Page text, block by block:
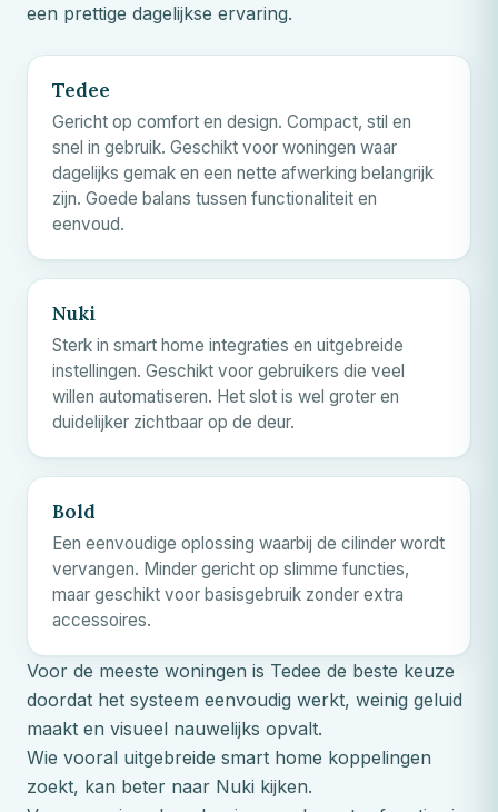
een prettige dagelijkse ervaring.
Tedee
Gericht op comfort en design. Compact, stil en
snel in gebruik. Geschikt voor woningen waar
dagelijks gemak en een nette afwerking belangrijk
zijn. Goede balans tussen functionaliteit en
eenvoud.
Nuki
Sterk in smart home integraties en uitgebreide
instellingen. Geschikt voor gebruikers die veel
willen automatiseren. Het slot is wel groter en
duidelijker zichtbaar op de deur.
Bold
Een eenvoudige oplossing waarbij de cilinder wordt
vervangen. Minder gericht op slimme functies,
maar geschikt voor basisgebruik zonder extra
accessoires.
Voor de meeste woningen is Tedee de beste keuze
doordat het systeem eenvoudig werkt, weinig geluid
maakt en visueel nauwelijks opvalt.
Wie vooral uitgebreide smart home koppelingen
zoekt, kan beter naar Nuki kijken.